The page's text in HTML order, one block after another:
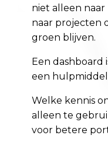
niet alleen
naar projecten
groen blijven.
Een dashboard
een
Welke kennis
alleen te
voor betere